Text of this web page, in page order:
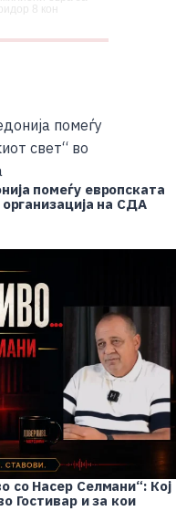
помеѓу европската
организација на СДА
со Насер Селмани“: Кој
Гостивар и за кои